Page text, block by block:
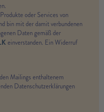
oder Services von
bin mit der damit verbundenen
Daten gemäß der
einverstanden. Ein Widerruf
Mailings enthaltenem
Datenschutzerklärungen